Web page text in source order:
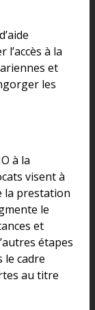
à la
et
les
à la
visent à
la prestation
le
et
étapes
le cadre
au titre